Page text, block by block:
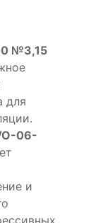
№3,15
для
06-
и